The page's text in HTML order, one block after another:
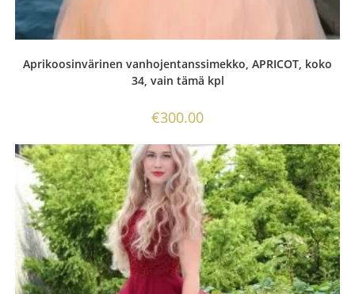
Aprikoosinvärinen vanhojentanssimekko, APRICOT, koko
34, vain tämä kpl
€300.00